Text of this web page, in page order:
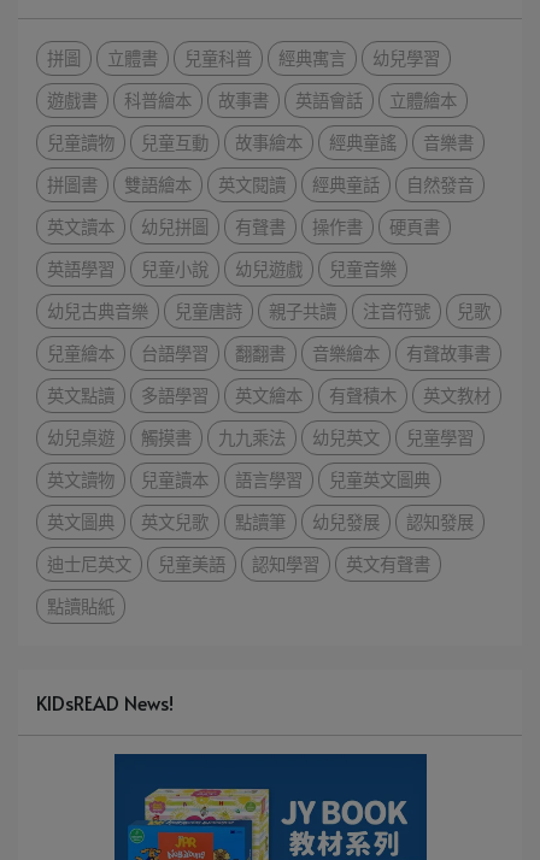
拼圖 立體書 兒童科普 經典寓言
幼兒學習
遊戲書
科普繪本 故事書 英語會話
立體繪本
兒童讀物
兒童互動 故事繪本 經典童謠
音樂書
拼圖書
雙語繪本 英文閱讀 經典童話
自然發音
英文讀本
幼兒拼圖 有聲書 操作書
硬頁書
英語學習
兒童小說 幼兒遊戲
兒童音樂
幼兒古典音樂
兒童唐詩 親子共讀 注音符號
兒歌
兒童繪本
台語學習 翻翻書 音樂繪本
有聲故事書
英文點讀
多語學習 英文繪本 有聲積木
英文教材
幼兒桌遊
觸摸書 九九乘法 幼兒英文
兒童學習
英文讀物
兒童讀本 語言學習
兒童英文圖典
英文圖典
英文兒歌 點讀筆 幼兒發展
認知發展
迪士尼英文
兒童美語 認知學習
英文有聲書
點讀貼紙
KIDsREAD News!